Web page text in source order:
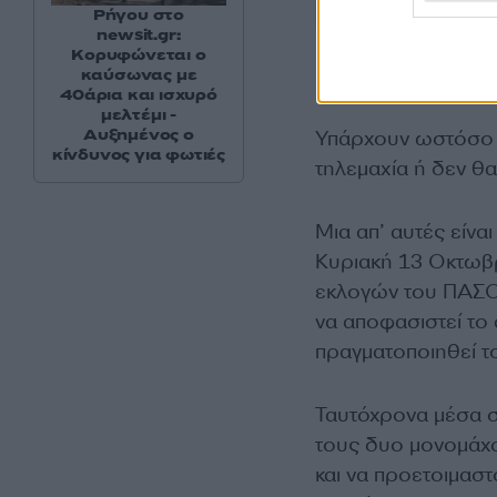
Υπάρχουν ωστόσο
τηλεμαχία ή δεν θα
Μια απ’ αυτές
Κυριακή 13
εκλογών του
να αποφασιστεί
πραγματοποιηθεί
Ταυτόχρονα μέσα
τους δυο
και να
Ρήγου στο
newsit.gr:
Κορυφώνεται ο
καύσωνας με
40άρια και ισχυρό
μελτέμι -
Αυξημένος ο
κίνδυνος για φωτιές